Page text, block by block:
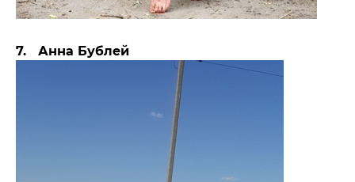
7. Анна Бублей